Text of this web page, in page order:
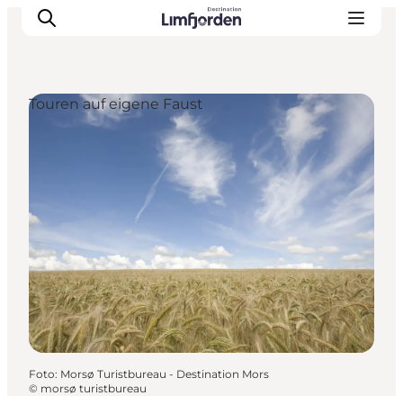
Touren auf eigene Faust
Foto: Morsø Turistbureau - Destination Mors
© morsø turistbureau